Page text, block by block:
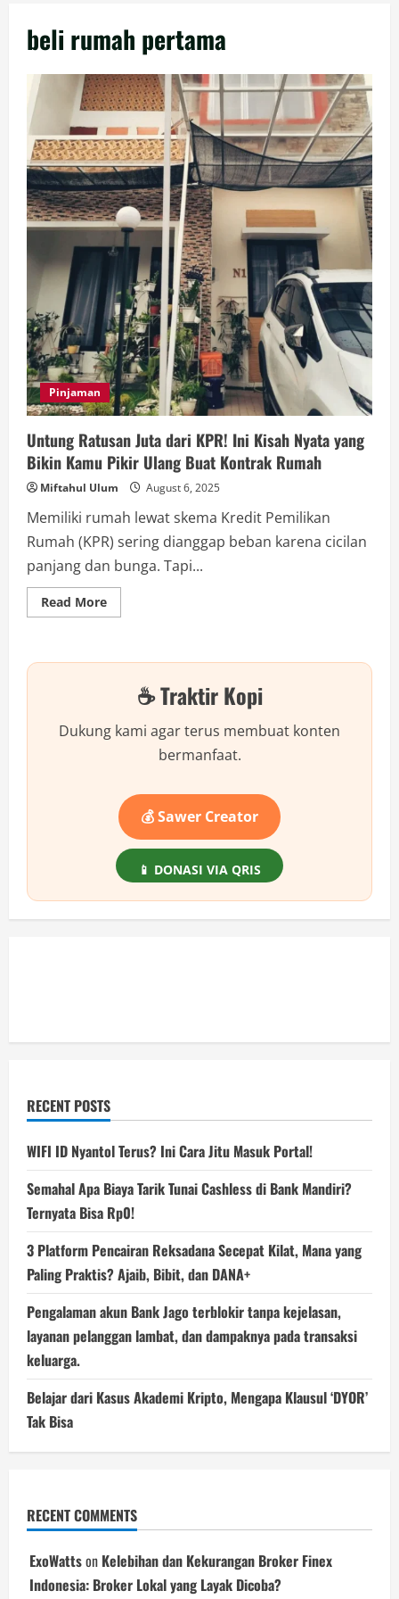
beli rumah pertama
Pinjaman
Untung Ratusan Juta dari KPR! Ini Kisah Nyata yang
Bikin Kamu Pikir Ulang Buat Kontrak Rumah
Miftahul Ulum August 6, 2025
Memiliki rumah lewat skema Kredit Pemilikan
Rumah (KPR) sering dianggap beban karena cicilan
panjang dan bunga. Tapi...
Read MoreRead
more
Juta
Nyata
yang
Buat
Kontrak
Rumah
☕ Traktir Kopi
Dukung kami agar terus membuat konten
bermanfaat.
💰 Sawer Creator
📱 DONASI VIA QRIS
RECENT POSTS
WIFI ID Nyantol Terus? Ini Cara Jitu Masuk Portal!
Semahal Apa Biaya Tarik Tunai Cashless di Bank Mandiri?
Ternyata Bisa Rp0!
3 Platform Pencairan Reksadana Secepat Kilat, Mana yang
Paling Praktis? Ajaib, Bibit, dan DANA+
Pengalaman akun Bank Jago terblokir tanpa kejelasan,
layanan pelanggan lambat, dan dampaknya pada transaksi
keluarga.
Belajar dari Kasus Akademi Kripto, Mengapa Klausul ‘DYOR’
Tak Bisa
RECENT COMMENTS
ExoWattson Kelebihan dan Kekurangan Broker Finex
Indonesia: Broker Lokal yang Layak Dicoba?